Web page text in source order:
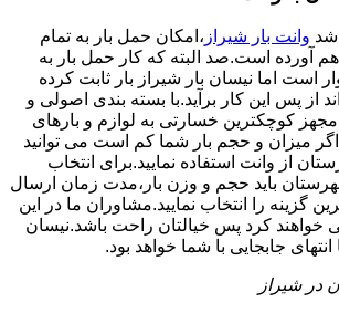
شد وانت بار شیراز ،امکان حمل بار به تمام
آورده است.صد البته که کار حمل بار به
است اما نیسان بار شیراز بار ثابت کرده
از پس این کار برآید.با بسته بندی اصولی و
کوچکترین خسارتی به لوازم و بارهای
میزان و حجم بار شما کم است می توانید
از وانت استفاده نمایید.برای انتخاب
باید حجم و وزن بار،مدت زمان ارسال
گزینه را انتخاب نمایید.مشاوران ما در این
خواهند کرد پس خیالتان راحت باشد.نیسان
انتهای جابجایی با شما خواهد بود.
در شیراز